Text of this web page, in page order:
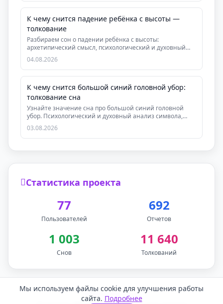
К чему снится падение ребёнка с высоты —
толкование
Разбираем сон о падении ребёнка с высоты:
архетипический смысл, психологический и духовный
аспекты, ...
04.08.2026
К чему снится большой синий головной убор:
толкование сна
Узнайте значение сна про большой синий головной
убор. Психологический и духовный анализ символа,
рек...
03.08.2026
Статистика проекта
77
Пользователей
692
Отчетов
1 003
Снов
11 640
Толкований
Мы используем файлы cookie для улучшения работы
сайта. Подробнее
Обратная связь